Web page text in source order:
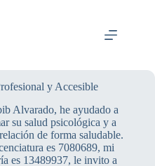
y Accesible
Alvarado, he ayudado a
su salud psicológica y a
de forma saludable.
es 7080689, mi
es 13489937, le invito a